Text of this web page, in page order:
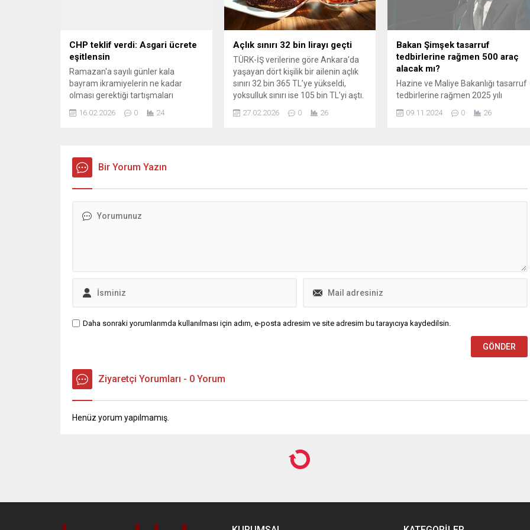
CHP teklif verdi: Asgari ücrete
eşitlensin
Ramazan'a sayılı günler kala
bayram ikramiyelerin ne kadar
olması gerektiği tartışmaları
başladı. Bu aşamada CHP, bayram
ikramiyesinin dönemsel
16.02.2026 0 24
Açlık sınırı 32 bin lirayı geçti
TÜRK-İŞ verilerine göre Ankara'da
yaşayan dört kişilik bir ailenin açlık
sınırı 32 bin 365 TL’ye yükseldi,
yoksulluk sınırı ise 105 bin TL’yi aştı.
Bekar bir çalışanın aylık yaşama
maliyeti 41 bin 900 TL’ye çıktı.
27.02.2026 0 26
Bakan Şimşek tasarruf
tedbirlerine rağmen 500 araç
alacak mı?
Hazine ve Maliye Bakanlığı tasarruf
tedbirlerine rağmen 2025 yılı
bütçesiyle kendisine 500 araç
almayı planladığına yönelik iddialara
09.11.2024 0 26
Bir Yorum Yazın
Daha sonraki yorumlarımda kullanılması için adım, e-posta adresim ve site adresim bu tarayıcıya kaydedilsin.
Ziyaretçi Yorumları - 0 Yorum
Henüz yorum yapılmamış.
Anasayfa Gündem,Manşet Sayıştay’dan bomba YÖK raporu